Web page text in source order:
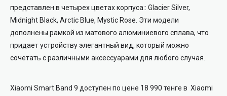
представлен в четырех цветах корпуса:: Glacier Silver,
Midnight Black, Arctic Blue, Mystic Rose. Эти модели
дополнены рамкой из матового алюминиевого сплава, что
придает устройству элегантный вид, который можно
сочетать с различными аксессуарами для любого случая.
Xiaomi Smart Band 9 доступен по цене 18 990 тенге в Xiaomi